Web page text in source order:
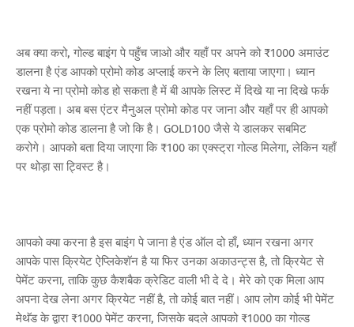
अब क्या करो, गोल्ड बाइंग पे पहुँच जाओ और यहाँ पर अपने को ₹1000 अमाउंट
डालना है एंड आपको प्रोमो कोड अप्लाई करने के लिए बताया जाएगा। ध्यान
रखना ये ना प्रोमो कोड हो सकता है में बी आपके लिस्ट में दिखे या ना दिखे फर्क
नहीं पड़ता। अब बस एंटर मैनुअल प्रोमो कोड पर जाना और यहाँ पर ही आपको
एक प्रोमो कोड डालना है जो कि है। GOLD100 जैसे ये डालकर सबमिट
करोगे। आपको बता दिया जाएगा कि ₹100 का एक्स्ट्रा गोल्ड मिलेगा, लेकिन यहाँ
पर थोड़ा सा ट्विस्ट है।
आपको क्या करना है इस बाइंग पे जाना है एंड ऑल दो हाँ, ध्यान रखना अगर
आपके पास क्रियेट ऐप्लिकेशॅन है या फिर उनका अकाउन्ट्स है, तो क्रियेट से
पेमेंट करना, ताकि कुछ कैशबैक क्रेडिट वाली भी दे दे। मेरे को एक मिला आप
अपना देख लेना अगर क्रियेट नहीं है, तो कोई बात नहीं। आप लोग कोई भी पेमेंट
मेथॅड के द्वारा ₹1000 पेमेंट करना, जिसके बदले आपको ₹1000 का गोल्ड